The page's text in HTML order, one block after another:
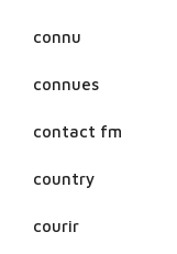
connu
connues
contact fm
country
courir